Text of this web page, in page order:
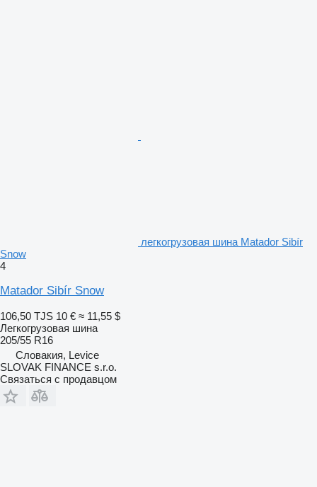
легкогрузовая шина Matador Sibír
Snow
4
Matador Sibír Snow
106,50 TJS 10 € ≈ 11,55 $
Легкогрузовая шина
205/55 R16
Словакия, Levice
SLOVAK FINANCE s.r.o.
Связаться с продавцом